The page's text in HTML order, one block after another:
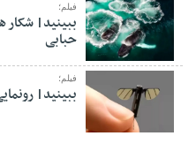
فیلم؛
ببینید|
حبابی
فیلم؛
ببینید|